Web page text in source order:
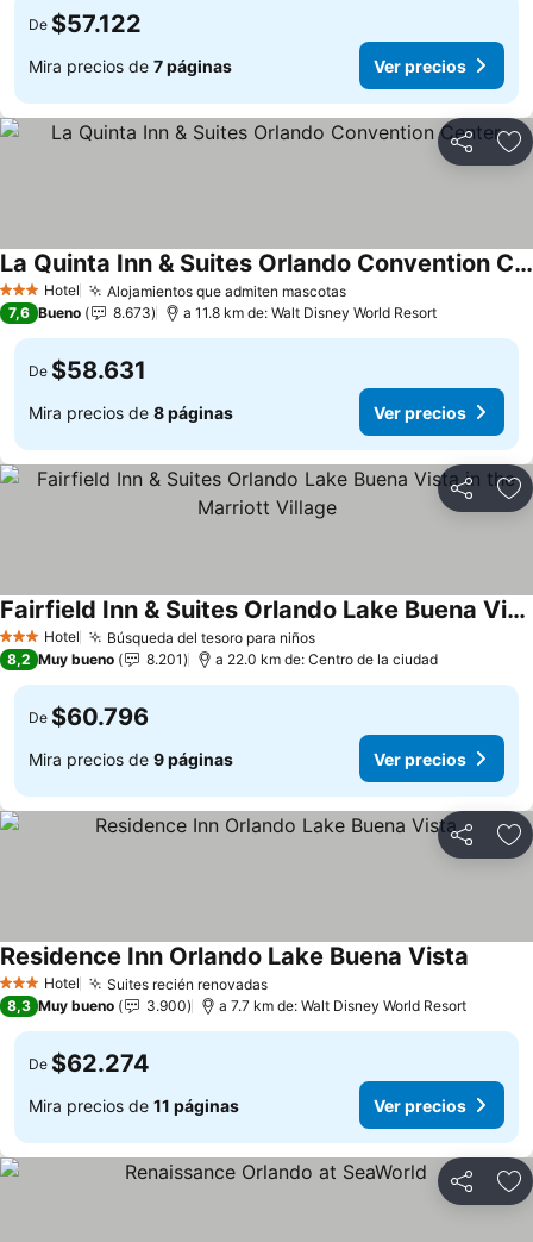
De $57.122
Mira precios de 7 páginas Ver precios
Compartir
3 Estrellas
Hotel Alojamientos que admiten mascotasVer precios
La Quinta Inn & Suites Orlando Convention Center
Ver precios
7,6 Bueno 8.673 a 11.8 km de: Walt Disney World Resort
De $58.631
Mira precios de 8 páginas Ver precios
Compartir
3 Estrellas
Hotel Búsqueda del tesoro para niñosVer precios
Fairfield Inn & Suites Orlando Lake Buena Vista in the Marriott Village
Ver precios
8,2 Muy bueno 8.201 a 22.0 km de: Centro de la ciudad
De $60.796
Mira precios de 9 páginas Ver precios
Compartir
3 Estrellas
Hotel Suites recién renovadasVer precios
Residence Inn Orlando Lake Buena Vista
8,3 Muy bueno 3.900 a 7.7 km de: Walt Disney World Resort
De $62.274
Mira precios de 11 páginas Ver precios
Compartir